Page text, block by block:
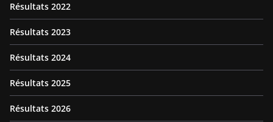
Résultats 2022
Résultats 2023
Résultats 2024
Résultats 2025
Résultats 2026